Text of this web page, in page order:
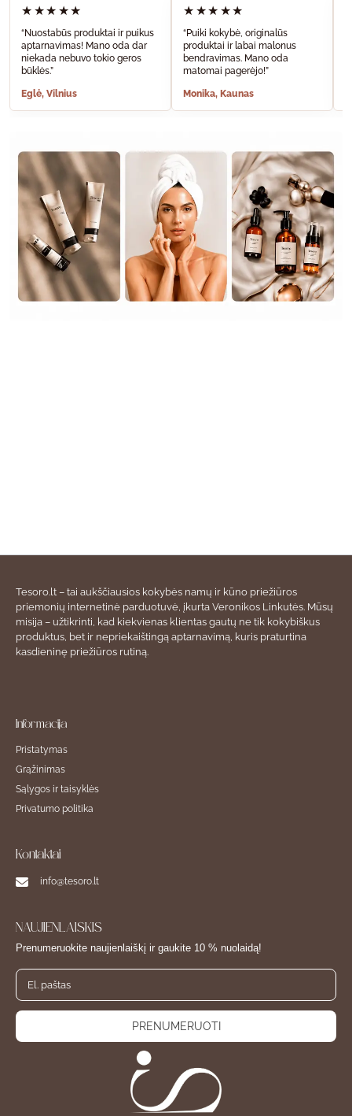
★★★★★
“Nuostabūs produktai ir puikus
aptarnavimas! Mano oda dar
niekada nebuvo tokio geros
būklės.”
Eglė, Vilnius
★★★★★
“Puiki kokybė, originalūs
produktai ir labai malonus
bendravimas. Mano oda
matomai pagerėjo!”
Monika, Kaunas
Tesoro.lt – tai aukščiausios kokybės namų ir kūno priežiūros
priemonių internetinė parduotuvė, įkurta Veronikos Linkutės. Mūsų
misija – užtikrinti, kad kiekvienas klientas gautų ne tik kokybiškus
produktus, bet ir nepriekaištingą aptarnavimą, kuris praturtina
kasdieninę priežiūros rutiną.
Informacija
Pristatymas
Grąžinimas
Sąlygos ir taisyklės
Privatumo politika
Kontaktai
info@tesoro.lt
NAUJIENLAIŠKIS
Prenumeruokite naujienlaiškį ir gaukite 10 % nuolaidą!
PRENUMERUOTI